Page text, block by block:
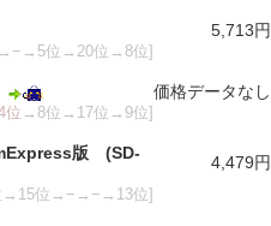
→−→5位→20位→8位]
5,713円
位 →8位→17位→9位]
価格データなし
版 (SD-
→15位→−→−→13位]
4,479円